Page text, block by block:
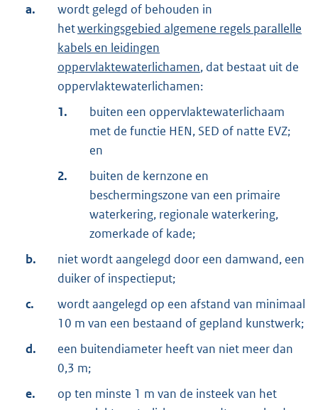
a.
wordt gelegd of behouden in
hetwerkingsgebied algemene regels parallelle
kabels en leidingen
oppervlaktewaterlichamen, dat bestaat uit de
oppervlaktewaterlichamen:
1.
buiten een oppervlaktewaterlichaam
met de functie HEN, SED of natte EVZ;
en
2.
buiten de kernzone en
beschermingszone van een primaire
waterkering, regionale waterkering,
zomerkade of kade;
b.
niet wordt aangelegd door een damwand, een
duiker of inspectieput;
c.
wordt aangelegd op een afstand van minimaal
10 m van een bestaand of gepland kunstwerk;
d.
een buitendiameter heeft van niet meer dan
0,3 m;
e.
op ten minste 1 m van de insteek van het